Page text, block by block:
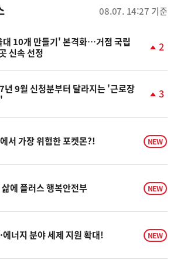
08.07. 14:27 기준
대 10개 만들기' 본격화…거점 국립
신속 선정
계
2
9월 신청분부터 달라지는 '근로장
계
승
3
서 가장 위험한 포켓몬?! NEW
에 플러스 행복안전부 NEW
에너지 분야 세제 지원 확대! NEW